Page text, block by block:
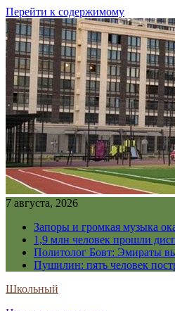
Перейти к содержимому
7 августа, 2026
Запоры и громкая музыка
1,9 млн человек прошли
Политолог Бовт: Эмираты
Пушилин: пять человек
Школьный